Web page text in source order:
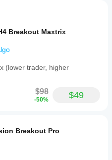
Breakout Maxtrix
(lower trader, higher
$98
-50% $49
Breakout Pro